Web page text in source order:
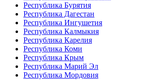
Республика Бурятия
Республика Дагестан
Республика Ингушетия
Республика Калмыкия
Республика Карелия
Республика Коми
Республика Крым
Республика Марий Эл
Республика Мордовия